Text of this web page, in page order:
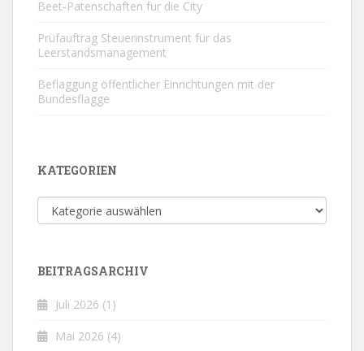
Beet-Patenschaften für die City
Prüfauftrag Steuerinstrument für das
Leerstandsmanagement
Beflaggung öffentlicher Einrichtungen mit der
Bundesflagge
KATEGORIEN
Kategorien
BEITRAGSARCHIV
Juli 2026 (1)
Mai 2026 (4)